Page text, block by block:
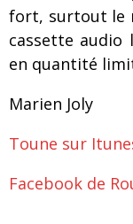
fort, surtout le
cassette audio
en quantité
Marien Joly
Toune sur
Facebook de